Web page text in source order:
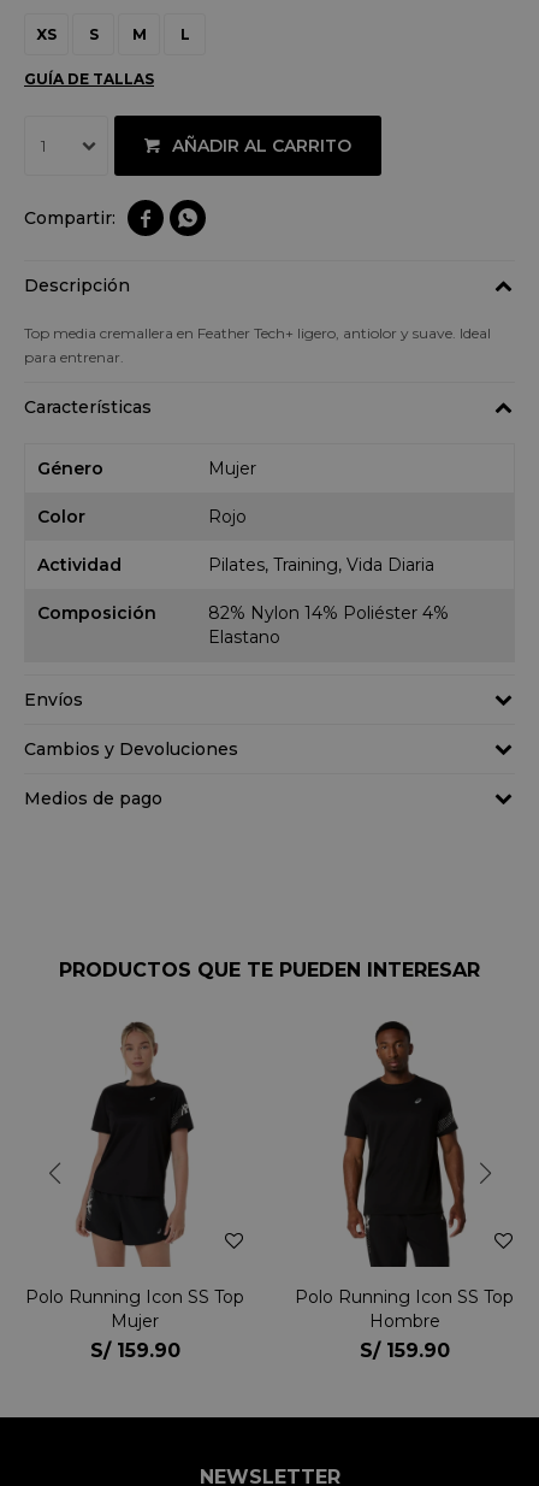
XS S M L
GUÍA DE TALLAS
1 AÑADIR AL CARRITO
 
Envíos
Cambios y Devoluciones
Medios de pago
Descripción
Top media cremallera en Feather Tech+ ligero, antiolor y suave. Ideal
para entrenar.
Características
Género Mujer
Color Rojo
Actividad Pilates, Training, Vida Diaria
Composición
82% Nylon 14% Poliéster 4%
Elastano
PRODUCTOS QUE TE PUEDEN INTERESAR
Polo Running Icon SS Top
Mujer
S/ 159.90
Polo Running Icon SS Top
Hombre
S/ 159.90
NEWSLETTER